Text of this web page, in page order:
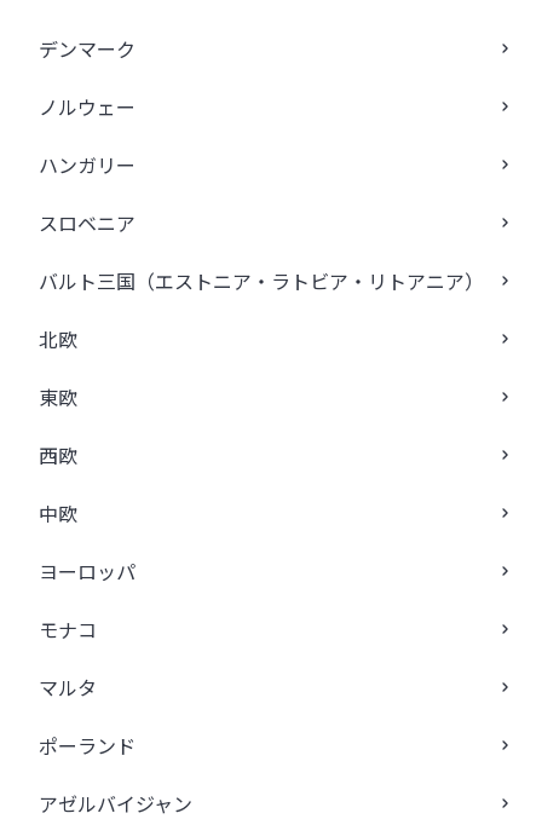
デンマーク
ノルウェー
ハンガリー
スロベニア
バルト三国（エストニア・ラトビア・リトアニア）
北欧
東欧
西欧
中欧
ヨーロッパ
モナコ
マルタ
ポーランド
アゼルバイジャン